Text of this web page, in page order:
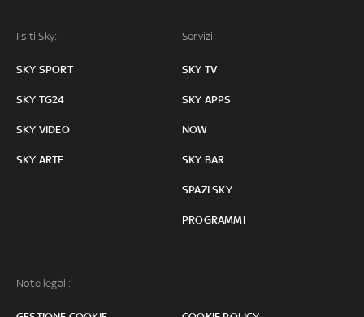
I siti Sky:
SKY SPORT
SKY TG24
SKY VIDEO
SKY ARTE
Servizi:
SKY TV
SKY APPS
NOW
SKY BAR
SPAZI SKY
PROGRAMMI
Note legali: